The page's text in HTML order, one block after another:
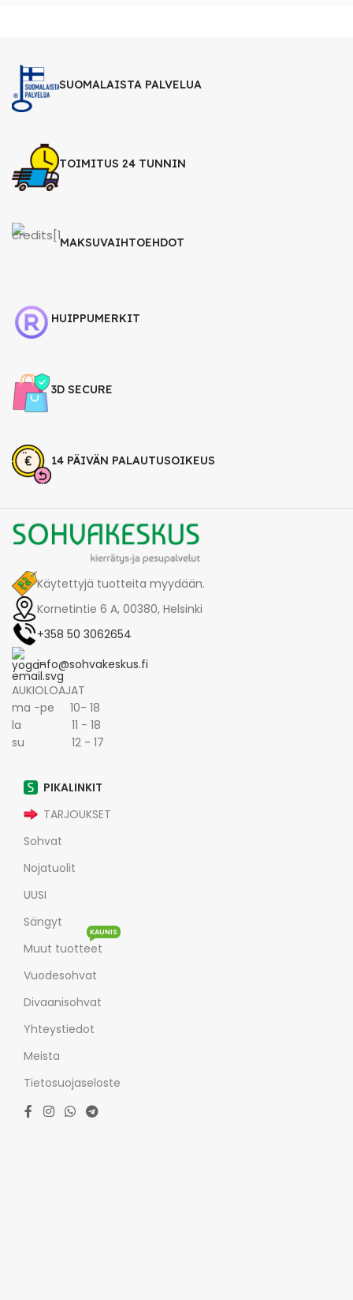
SUOMALAISTA PALVELUA
TOIMITUS 24 TUNNIN
MAKSUVAIHTOEHDOT
HUIPPUMERKIT
3D SECURE
14 PÄIVÄN PALAUTUSOIKEUS
Käytettyjä tuotteita myydään.
Kornetintie 6 A, 00380, Helsinki
+358 50 3062654
info@sohvakeskus.fi
AUKIOLOAJAT
ma -pe 10- 18
la 11 - 18
su 12 - 17
PIKALINKIT
TARJOUKSET
Sohvat
Nojatuolit
UUSI
Sängyt
Muut tuotteet
KAUNIS
Vuodesohvat
Divaanisohvat
Yhteystiedot
Meista
Tietosuojaseloste